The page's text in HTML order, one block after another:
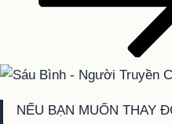
NẾU BẠN MUỐN THAY